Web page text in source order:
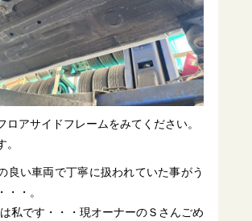
ロアサイドフレームをみてください。
良い車両で丁寧に扱われていた事がう
・・。
私です・・・現オーナーのＳさんごめ